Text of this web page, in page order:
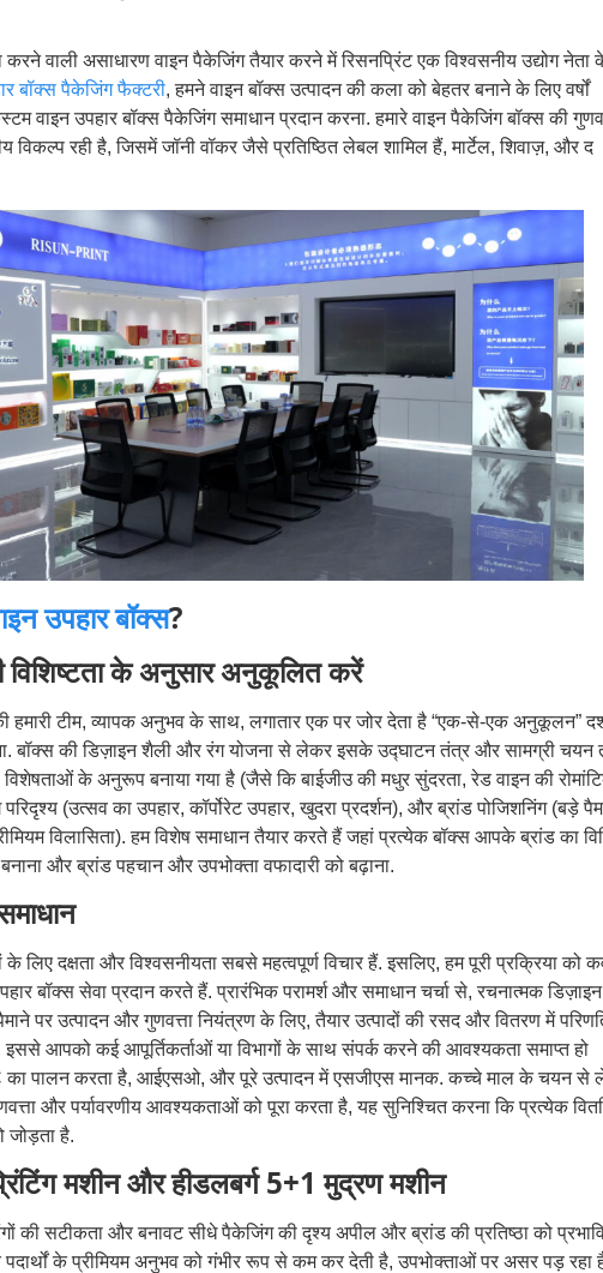
वाली असाधारण वाइन पैकेजिंग तैयार करने में रिसनप्रिंट एक विश्वसनीय उद्योग नेता
बॉक्स पैकेजिंग फैक्टरी, हमने वाइन बॉक्स उत्पादन की कला को बेहतर बनाने के लिए वर्षों
वाइन उपहार बॉक्स पैकेजिंग समाधान प्रदान करना. हमारे वाइन पैकेजिंग बॉक्स की
विकल्प रही है, जिसमें जॉनी वॉकर जैसे प्रतिष्ठित लेबल शामिल हैं, मार्टेल, शिवाज़, और द
उपहार बॉक्स?
विशिष्टता के अनुसार अनुकूलित करें
हमारी टीम, व्यापक अनुभव के साथ, लगातार एक पर जोर देता है “एक-से-एक अनुकूलन”
बॉक्स की डिज़ाइन शैली और रंग योजना से लेकर इसके उद्घाटन तंत्र और सामग्री चयन
के अनुरूप बनाया गया है (जैसे कि बाईजीउ की मधुर सुंदरता, रेड वाइन की
परिदृश्य (उत्सव का उपहार, कॉर्पोरेट उपहार, खुदरा प्रदर्शन), और ब्रांड पोजिशनिंग (बड़े
विलासिता). हम विशेष समाधान तैयार करते हैं जहां प्रत्येक बॉक्स आपके ब्रांड का
और ब्रांड पहचान और उपभोक्ता वफादारी को बढ़ाना.
दक्षता और विश्वसनीयता सबसे महत्वपूर्ण विचार हैं. इसलिए, हम पूरी प्रक्रिया को
बॉक्स सेवा प्रदान करते हैं. प्रारंभिक परामर्श और समाधान चर्चा से, रचनात्मक डिज़ाइन
पर उत्पादन और गुणवत्ता नियंत्रण के लिए, तैयार उत्पादों की रसद और वितरण में
इससे आपको कई आपूर्तिकर्ताओं या विभागों के साथ संपर्क करने की आवश्यकता समाप्त हो
पालन करता है, आईएसओ, और पूरे उत्पादन में एसजीएस मानक. कच्चे माल के चयन से
और पर्यावरणीय आवश्यकताओं को पूरा करता है, यह सुनिश्चित करना कि प्रत्येक
जोड़ता है.
मशीन और हीडलबर्ग 5+1 मुद्रण मशीन
की सटीकता और बनावट सीधे पैकेजिंग की दृश्य अपील और ब्रांड की प्रतिष्ठा को
के प्रीमियम अनुभव को गंभीर रूप से कम कर देती है, उपभोक्ताओं पर असर पड़ रहा